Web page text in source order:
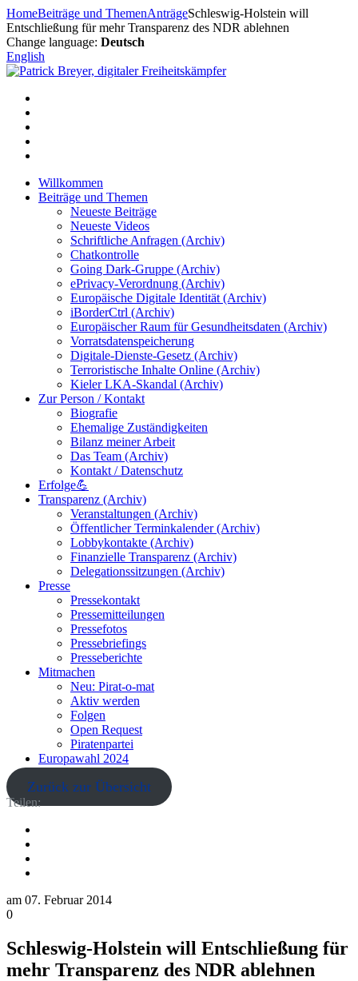
Zum
Inhalt
springen
HomeBeiträge und ThemenAnträgeSchleswig-Holstein will
Entschließung für mehr Transparenz des NDR ablehnen
Change language: Deutsch
English
Willkommen
Beiträge und Themen
Neueste Beiträge
Neueste Videos
Schriftliche Anfragen (Archiv)
Chatkontrolle
Going Dark-Gruppe (Archiv)
ePrivacy-Verordnung (Archiv)
Europäische Digitale Identität (Archiv)
iBorderCtrl (Archiv)
Europäischer Raum für Gesundheitsdaten (Archiv)
Vorratsdatenspeicherung
Digitale-Dienste-Gesetz (Archiv)
Terroristische Inhalte Online (Archiv)
Kieler LKA-Skandal (Archiv)
Zur Person / Kontakt
Biografie
Ehemalige Zuständigkeiten
Bilanz meiner Arbeit
Das Team (Archiv)
Kontakt / Datenschutz
Erfolge💪
Transparenz (Archiv)
Veranstaltungen (Archiv)
Öffentlicher Terminkalender (Archiv)
Lobbykontakte (Archiv)
Finanzielle Transparenz (Archiv)
Delegationssitzungen (Archiv)
Presse
Pressekontakt
Pressemitteilungen
Pressefotos
Pressebriefings
Presseberichte
Mitmachen
Neu: Pirat-o-mat
Aktiv werden
Folgen
Open Request
Piratenpartei
Europawahl 2024
Zurück zur Übersicht
Teilen:
am 07. Februar 2014
0
Schleswig-Holstein will Entschließung für
mehr Transparenz des NDR ablehnen